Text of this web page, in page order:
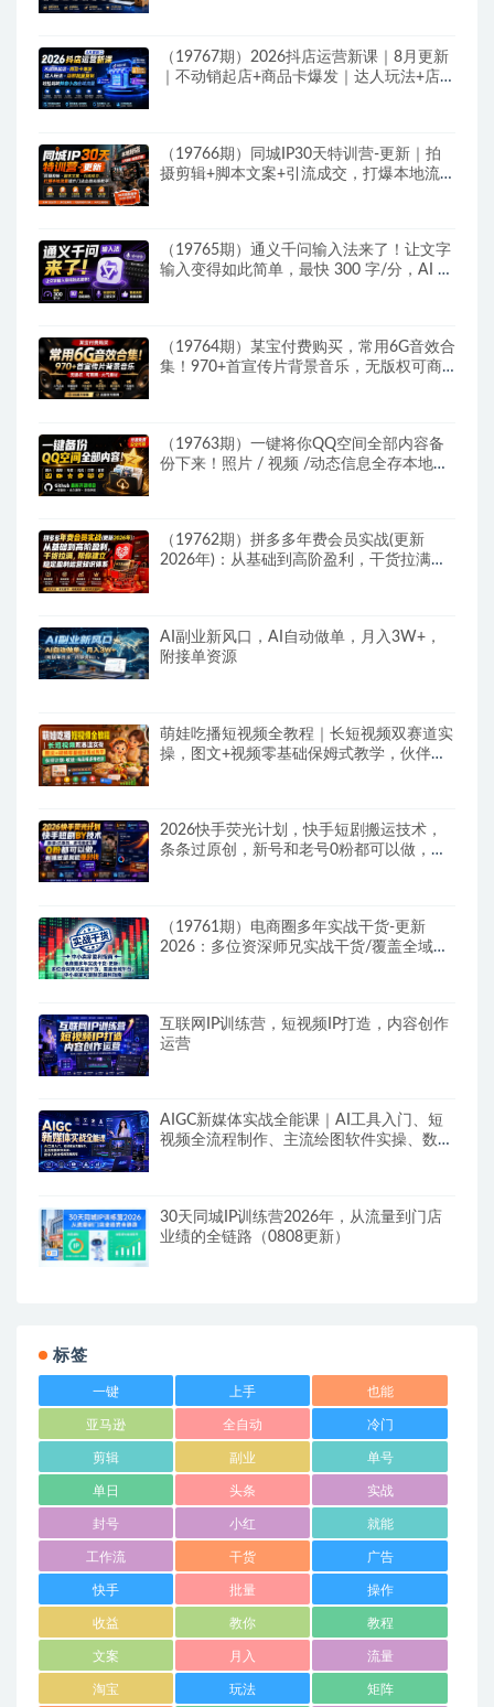
（19767期）2026抖店运营新课｜8月更新
｜不动销起店+商品卡爆发｜达人玩法+店群
（19766期）同城IP30天特训营-更新｜拍
摄剪辑+脚本文案+引流成交，打爆本地流量
（19765期）通义千问输入法来了！让文字
输入变得如此简单，最快 300 字/分，AI 自
（19764期）某宝付费购买，常用6G音效合
集！970+首宣传片背景音乐，无版权可商
（19763期）一键将你QQ空间全部内容备
份下来！照片 / 视频 /动态信息全存本地，
（19762期）拼多多年费会员实战(更新
2026年)：从基础到高阶盈利，干货拉满，
AI副业新风口，AI自动做单，月入3W+，
附接单资源
萌娃吃播短视频全教程｜长短视频双赛道实
操，图文+视频零基础保姆式教学，伙伴计
2026快手荧光计划，快手短剧搬运技术，
条条过原创，新号和老号0粉都可以做，有
（19761期）电商圈多年实战干货-更新
2026：多位资深师兄实战干货/覆盖全域平
互联网IP训练营，短视频IP打造，内容创作
运营
AIGC新媒体实战全能课｜AI工具入门、短
视频全流程制作、主流绘图软件实操、数字
30天同城IP训练营2026年，从流量到门店
业绩的全链路（0808更新）
标签
一键 上手 也能
亚马逊 全自动 冷门
剪辑 副业 单号
单日 头条 实战
封号 小红 就能
工作流 干货 广告
快手 批量 操作
收益 教你 教程
文案 月入 流量
淘宝 玩法 矩阵